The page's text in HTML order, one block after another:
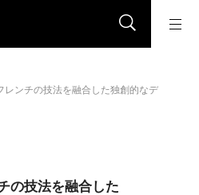
レンチの技法を融合した独創的なデ
の技法を融合した